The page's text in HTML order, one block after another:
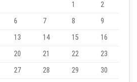
1
2
6 7 8
9
13 14 15
16
20 21 22
23
27 28 29
30